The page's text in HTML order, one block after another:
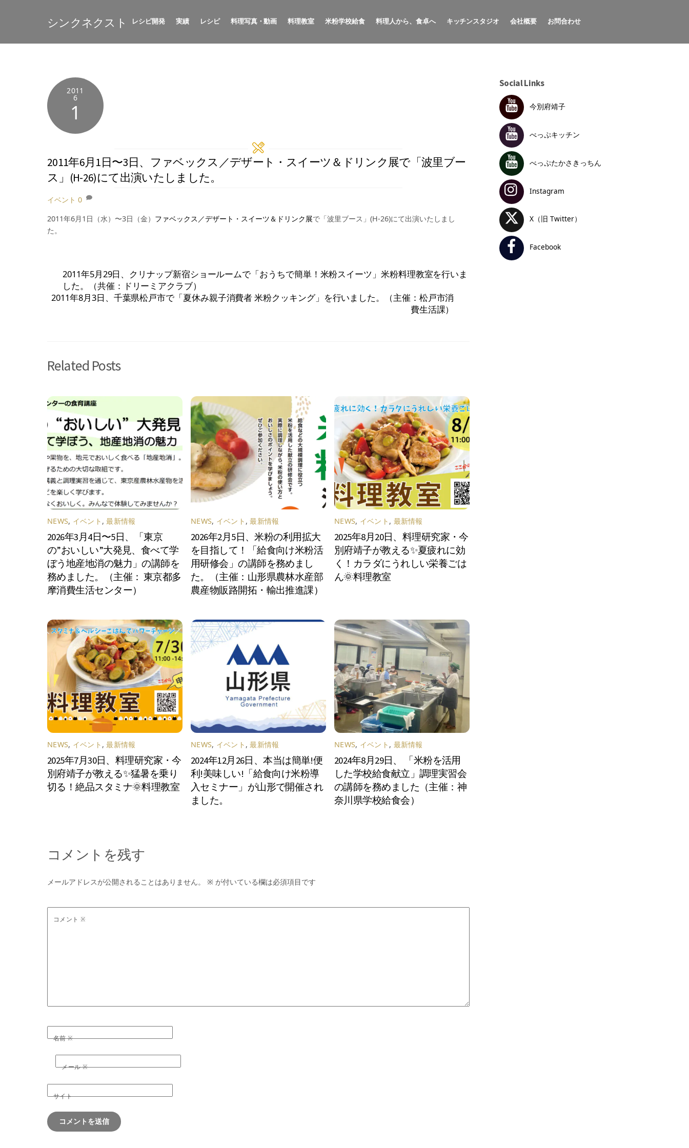
シンクネクスト レシピ開発 実績 レシピ 料理写真・動画 料理教室 米粉学校給食 料理人から、食卓へ キッチンスタジオ 会社概要 お問合わせ
2011
6
1
2011年6月1日〜3日、ファベックス／デザート・スイーツ＆ドリンク展で「波里ブー
ス」(H-26)にて出演いたしました。
イベント 0
2011年6月1日（水）〜3日（金） ファベックス／デザート・スイーツ＆ドリンク展で「波里ブース」(H-26)にて出演いたしまし
た。
2011年5月29日、クリナップ新宿ショールームで「おうちで簡単！米粉スイーツ」米粉料理教室を行いま
した。（共催：ドリーミアクラブ）
2011年8月3日、千葉県松戸市で「夏休み親子消費者 米粉クッキング」を行いました。（主催：松戸市消
費生活課）
Related Posts
NEWS, イベント ,最新情報
2026年3月4日〜5日、「東京
の”おいしい”大発見、食べて学
ぼう地産地消の魅力」の講師を
務めました。（主催： 東京都多
摩消費生活センター）
NEWS, イベント ,最新情報
2026年2月5日、米粉の利用拡大
を目指して！「給食向け米粉活
用研修会」の講師を務めまし
た。（主催：山形県農林水産部
農産物販路開拓・輸出推進課）
NEWS, イベント , 最新情報
2025年8月20日、料理研究家・今
別府靖子が教える✨夏疲れに効
く！カラダにうれしい栄養ごは
ん🌞料理教室
NEWS, イベント ,最新情報
2025年7月30日、料理研究家・今
別府靖子が教える✨猛暑を乗り
切る！絶品スタミナ🌞料理教室
NEWS, イベント ,最新情報
2024年12月26日、本当は簡単!便
利!美味しい!「給食向け米粉導
入セミナー」が山形で開催され
ました。
NEWS, イベント , 最新情報
2024年8月29日、 「米粉を活用
した学校給食献立」調理実習会
の講師を務めました（主催：神
奈川県学校給食会）
コメントを残す
メールアドレスが公開されることはありません。 ※ が付いている欄は必須項目です
コメント※
名前※
メール※
サイト
Social Links
今別府靖子
べっぷキッチン
べっぷたかさきっちん
Instagram
X（旧 Twitter）
Facebook